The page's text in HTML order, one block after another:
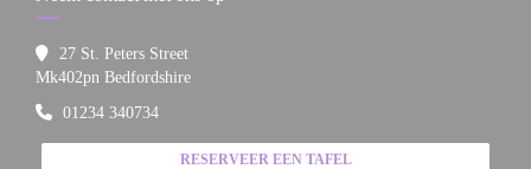
27 St. Peters Street
Mk402pn Bedfordshire((opent in een nieuw venster))
01234 340734
RESERVEER EEN TAFEL